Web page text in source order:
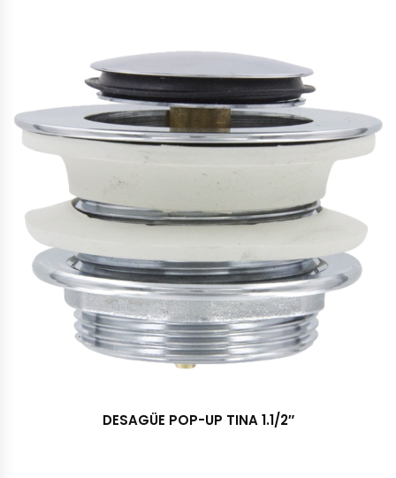
DESAGÜE POP-UP TINA 1.1/2″